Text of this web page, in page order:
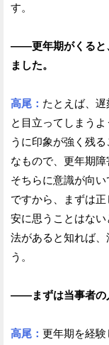
す。
——更年期がくると
ました。
高尾： たとえば、
と目立ってしまう
うに印象が強く残
なもので、更年期
そちらに意識が向い
ですから、まずは
安に思うことはな
法があると知れば
う。
——まずは当事者の
高尾： 更年期を経